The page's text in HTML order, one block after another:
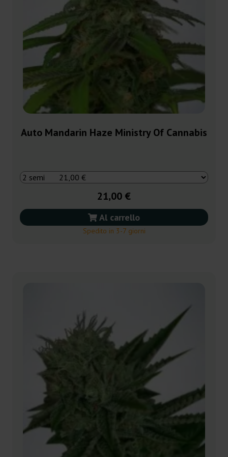
Auto Mandarin Haze Ministry Of Cannabis
21,00 €
Al carrello
Spedito in 3-7 giorni